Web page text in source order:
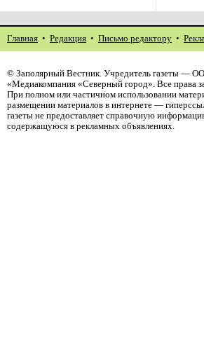
Главная • Редакция • Письмо редактору •
© Заполярный Вестник. Учредитель газеты —
«Медиакомпания «Северный город». Все права
При полном или частичном использовании
размещении материалов в интернете —
газеты не предоставляет справочную
содержащуюся в рекламных объявлениях.